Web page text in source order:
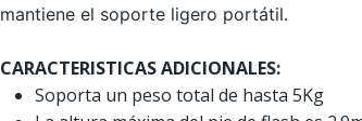
mantiene el soporte ligero portátil.
CARACTERISTICAS ADICIONALES:
Soporta un peso total de hasta 5Kg